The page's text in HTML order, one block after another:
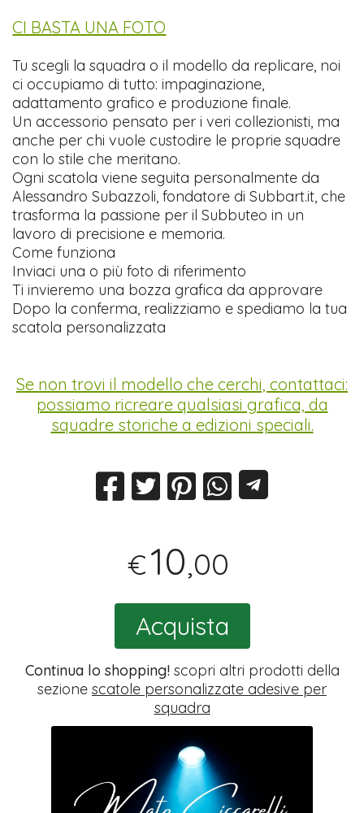
CI BASTA UNA FOTO
Tu scegli la squadra o il modello da replicare, noi
ci occupiamo di tutto: impaginazione,
adattamento grafico e produzione finale.
Un accessorio pensato per i veri collezionisti, ma
anche per chi vuole custodire le proprie squadre
con lo stile che meritano.
Ogni scatola viene seguita personalmente da
Alessandro Subazzoli, fondatore di Subbart.it, che
trasforma la passione per il Subbuteo in un
lavoro di precisione e memoria.
Come funziona
Inviaci una o più foto di riferimento
Ti invieremo una bozza grafica da approvare
Dopo la conferma, realizziamo e spediamo la tua
scatola personalizzata
Se non trovi il modello che cerchi, contattaci:
possiamo ricreare qualsiasi grafica, da
squadre storiche a edizioni speciali.
€10,00
Acquista
Continua lo shopping!scopri altri prodotti della
sezione scatole personalizzate adesive per
squadra